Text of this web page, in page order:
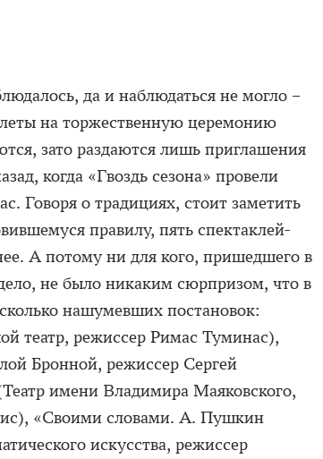
да и наблюдаться не могло –
на торжественную церемонию
зато раздаются лишь приглашения
когда «Гвоздь сезона» провели
Говоря о традициях, стоит заметить
правилу, пять спектаклей-
А потому ни для кого, пришедшего в
не было никаким сюрпризом, что в
нашумевших постановок:
театр, режиссер Римас Туминас),
Бронной, режиссер Сергей
имени Владимира Маяковского,
«Своими словами. А. Пушкин
искусства, режиссер